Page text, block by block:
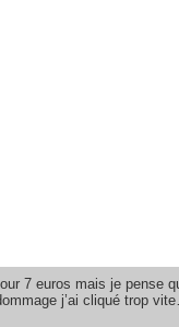
7 euros mais je pense
j’ai cliqué trop